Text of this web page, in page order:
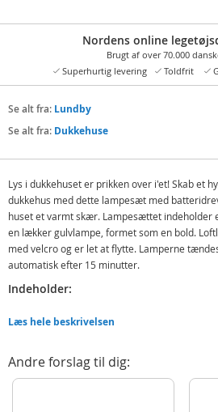
Nordens online
Brugt af over 70.000
Superhurtig levering
Toldfrit
Se alt fra: Lundby
Se alt fra: Dukkehuse
Lys i dukkehuset er prikken over i'et! Skab et
dukkehus med dette lampesæt med
huset et varmt skær. Lampesættet indeholder
en lækker gulvlampe, formet som en bold.
med velcro og er let at flytte. Lamperne
automatisk efter 15 minutter.
Indeholder:
Detaljer:
Mål æske: 9,5 x 5 x 14,5 cm (LxBxH)
Læs hele beskrivelsen
Andre forslag til dig: